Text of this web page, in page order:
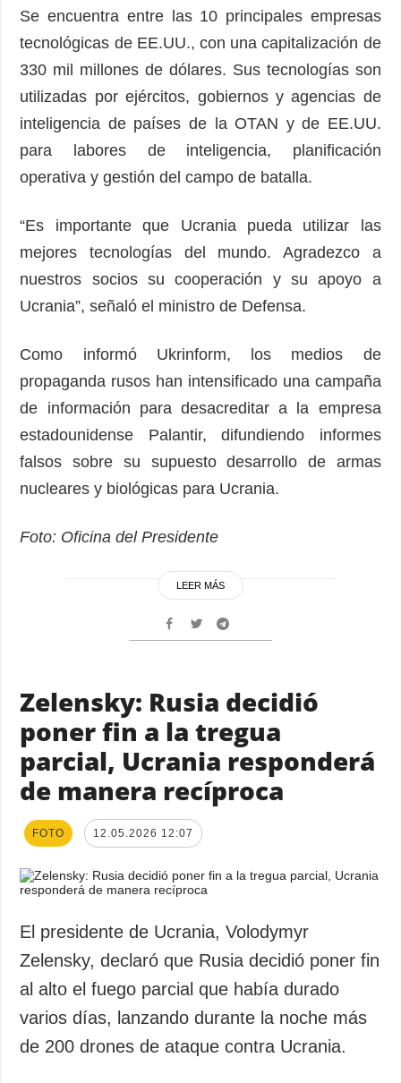
Se encuentra entre las 10 principales empresas
tecnológicas de EE.UU., con una capitalización de
330 mil millones de dólares. Sus tecnologías son
utilizadas por ejércitos, gobiernos y agencias de
inteligencia de países de la OTAN y de EE.UU.
para labores de inteligencia, planificación
operativa y gestión del campo de batalla.
“Es importante que Ucrania pueda utilizar las
mejores tecnologías del mundo. Agradezco a
nuestros socios su cooperación y su apoyo a
Ucrania”, señaló el ministro de Defensa.
Como informó Ukrinform, los medios de
propaganda rusos han intensificado una campaña
de información para desacreditar a la empresa
estadounidense Palantir, difundiendo informes
falsos sobre su supuesto desarrollo de armas
nucleares y biológicas para Ucrania.
Foto: Oficina del Presidente
LEER MÁS
Zelensky: Rusia decidió
poner fin a la tregua
parcial, Ucrania responderá
de manera recíproca
FOTO 12.05.2026 12:07
El presidente de Ucrania, Volodymyr
Zelensky, declaró que Rusia decidió poner fin
al alto el fuego parcial que había durado
varios días, lanzando durante la noche más
de 200 drones de ataque contra Ucrania.